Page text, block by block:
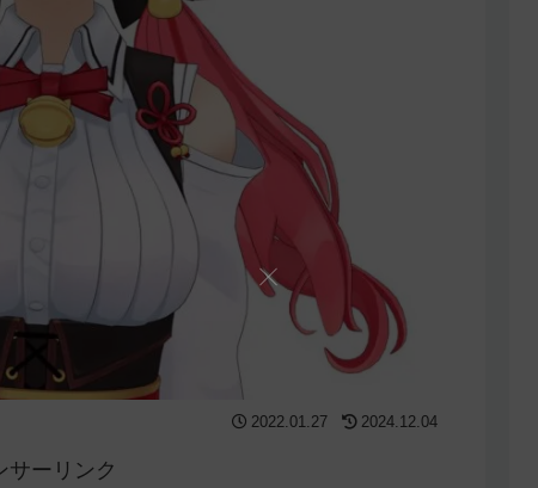
2022.01.27 2024.12.04
サーリンク